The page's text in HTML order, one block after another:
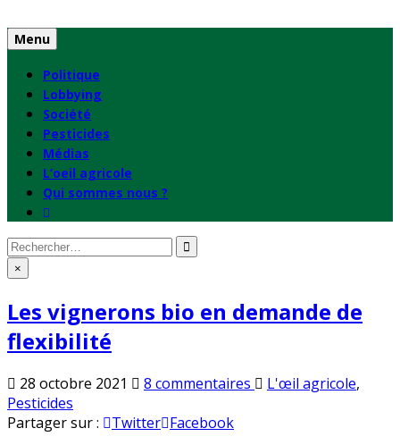
to
content
Menu
Politique
Lobbying
Société
Pesticides
Médias
L’oeil agricole
Qui sommes nous ?
Rechercher
: ×
Les vignerons bio en demande de
flexibilité
28 octobre 2021 8 commentaires surPublié
L'œil agricole,
Pesticides
Partager sur :
Twitter Facebook